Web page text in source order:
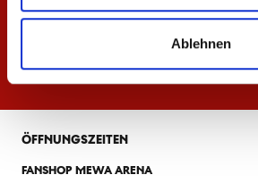
Ablehnen
ÖFFNUNGSZEITEN
FANSHOP MEWA ARENA